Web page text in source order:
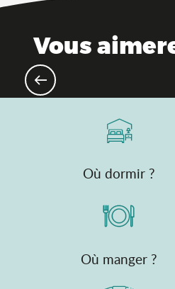
Vous
Où dormir ?
Où manger ?